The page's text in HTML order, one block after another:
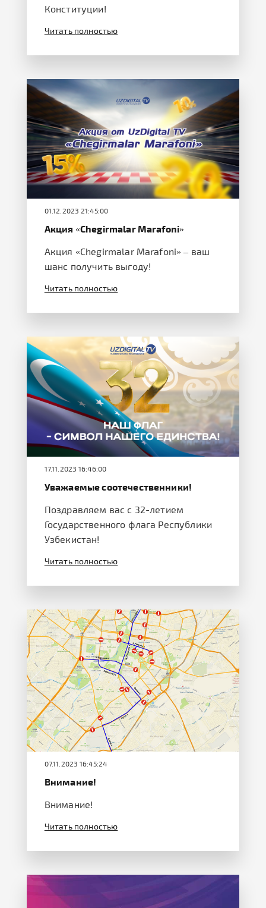
Конституции!
Читать полностью
01.12.2023 21:45:00
Акция «Chegirmalar Marafoni»
Акция «Chegirmalar Marafoni» – ваш
шанс получить выгоду!
Читать полностью
17.11.2023 16:46:00
Уважаемые соотечественники!
Поздравляем вас с 32-летием
Государственного флага Республики
Узбекистан!
Читать полностью
07.11.2023 16:45:24
Внимание!
Внимание!
Читать полностью